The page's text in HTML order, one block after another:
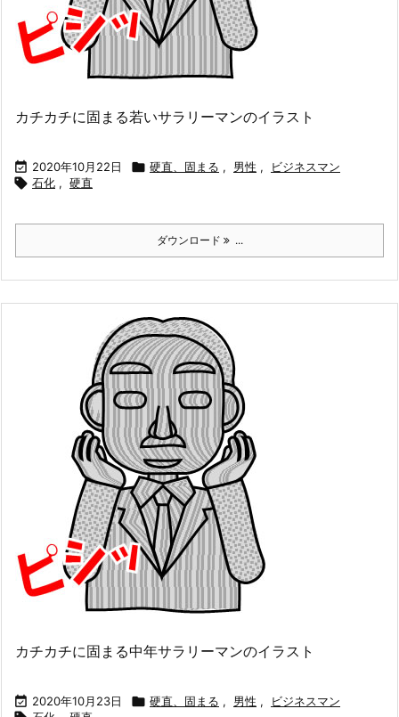
カチカチに固まる若いサラリーマンのイラスト
 2020年10月22日  硬直、固まる , 男性 , ビジネスマン
 石化 , 硬直
ダウンロード ...
カチカチに固まる中年サラリーマンのイラスト
 2020年10月23日  硬直、固まる , 男性 , ビジネスマン